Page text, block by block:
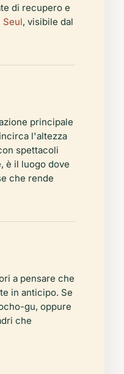
di recupero e
Seul, visibile dal
principale
l'altezza
spettacoli
è il luogo dove
che rende
a pensare che
in anticipo. Se
gu, oppure
che